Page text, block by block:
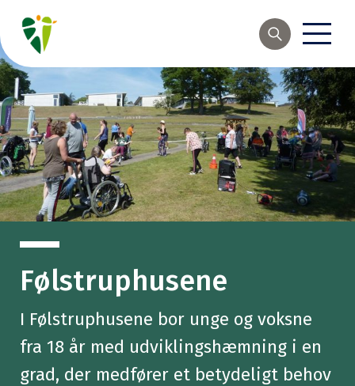
Søg
Følstruphusene
I Følstruphusene bor unge og voksne
fra 18 år med udviklingshæmning i en
grad, der medfører et betydeligt behov